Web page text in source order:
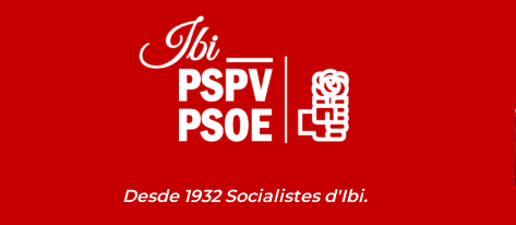
Desde 1932 Socialistes d'Ibi.